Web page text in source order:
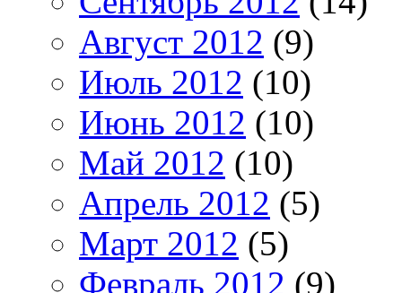
Август 2012 (9)
Июль 2012 (10)
Июнь 2012 (10)
Май 2012 (10)
Апрель 2012 (5)
Март 2012 (5)
Февраль 2012 (9)